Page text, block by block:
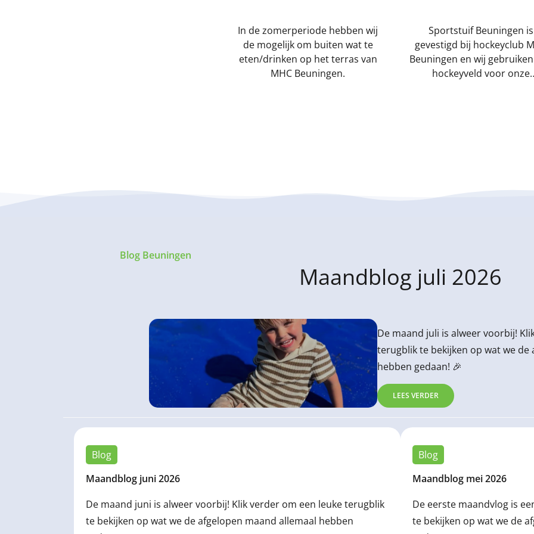
In de zomerperiode hebben wij
de mogelijk om buiten wat te
eten/drinken op het terras van
MHC Beuningen.
Sportstuif Beuningen is
gevestigd bij hockeyclub
Beuningen en wij
hockeyveld voor onze
Blog Beuningen
Maandblog juli 2026
De maand juli is alweer voorbij!
terugblik te bekijken op wat we de
hebben gedaan! 🎉
LEES VERDER
Blog
Maandblog juni 2026
De maand juni is alweer voorbij! Klik verder om een leuke terugblik
te bekijken op wat we de afgelopen maand allemaal hebben
Blog
Maandblog mei 2026
De eerste maandvlog is
te bekijken op wat we de